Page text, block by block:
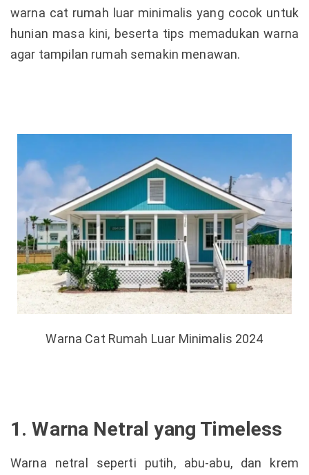
warna cat rumah luar minimalis yang cocok untuk
hunian masa kini, beserta tips memadukan warna
agar tampilan rumah semakin menawan.
Warna Cat Rumah Luar Minimalis 2024
1. Warna Netral yang Timeless
Warna netral seperti putih, abu-abu, dan krem